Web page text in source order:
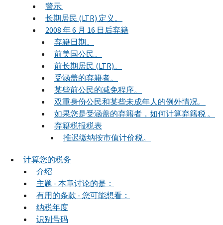
警示:
长期居民 (LTR) 定义。
2008 年 6 月 16 日后弃籍
弃籍日期。
前美国公民。
前长期居民 (LTR)。
受涵盖的弃籍者。
某些前公民的减免程序。
双重身份公民和某些未成年人的例外情况。
如果您是受涵盖的弃籍者，如何计算弃籍税 。
弃籍税报税表
推迟缴纳按市值计价税。
计算您的税务
介绍
主题 - 本章讨论的是：
有用的条款 - 您可能想看：
纳税年度
识别号码